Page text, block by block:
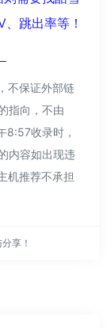
跳出率等！
不保证外部链
指向，不由
8:57收录时，
内容如出现违
机推荐不承担
享！